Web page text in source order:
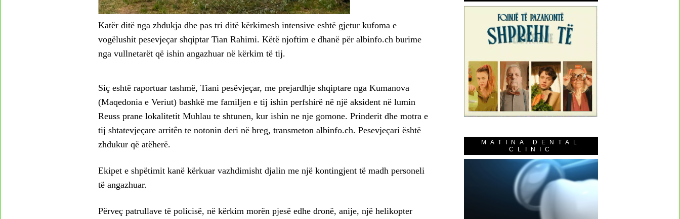
Katër ditë nga zhdukja dhe pas tri ditë kërkimesh intensive eshtë gjetur kufoma e
vogëlushit pesevjeçar shqiptar Tian Rahimi. Këtë njoftim e dhanë për albinfo.ch burime
nga vullnetarët që ishin angazhuar në kërkim të tij.
Siç eshtë raportuar tashmë, Tiani pesëvjeçar, me prejardhje shqiptare nga Kumanova
(Maqedonia e Veriut) bashkë me familjen e tij ishin perfshirë në një aksident në lumin
Reuss prane lokalitetit Muhlau te shtunen, kur ishin ne nje gomone. Prinderit dhe motra e
tij shtatevjeçare arritên te notonin deri në breg, transmeton albinfo.ch. Pesevjeçari është
zhdukur që atëherë.
Ekipet e shpëtimit kanë kërkuar vazhdimisht djalin me një kontingjent të madh personeli
të angazhuar.
Përveç patrullave të policisë, në kërkim morën pjesë edhe dronë, anije, një helikopter
MATINA DENTAL
CLINIC